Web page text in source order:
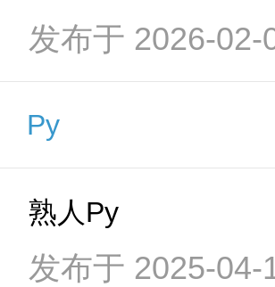
发布于 2026-02-
Py
熟人Py
发布于 2025-04-